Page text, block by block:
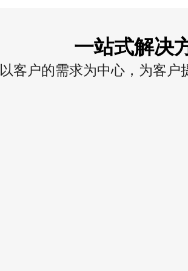
一站式解决
以客户的需求为中心，为客户